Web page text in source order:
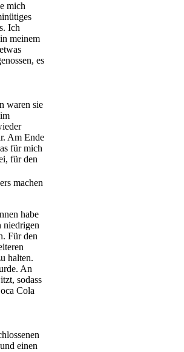
mich
Ich
meinem
es
waren sie
Am Ende
für mich
für den
machen
habe
niedrigen
Für den
halten.
An
sodass
Cola
einen